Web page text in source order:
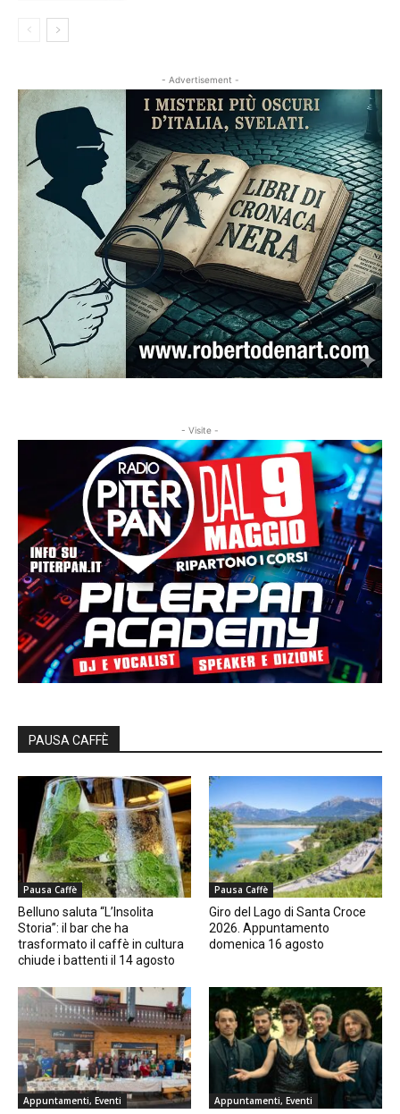
- Advertisement -
- Visite -
PAUSA CAFFÈ
Pausa Caffè
Belluno saluta “L’Insolita
Storia”: il bar che ha
trasformato il caffè in cultura
chiude i battenti il 14 agosto
Pausa Caffè
Giro del Lago di Santa Croce
2026. Appuntamento
domenica 16 agosto
Appuntamenti, Eventi Appuntamenti, Eventi